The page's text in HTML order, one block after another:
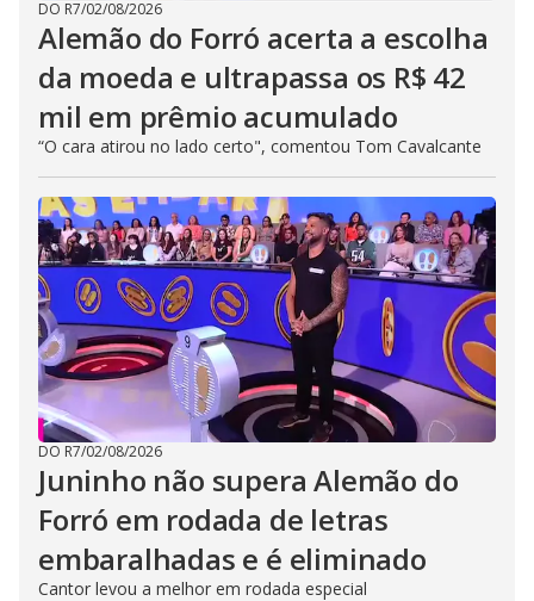
DO R7/02/08/2026
Alemão do Forró acerta a escolha
da moeda e ultrapassa os R$ 42
mil em prêmio acumulado
“O cara atirou no lado certo", comentou Tom Cavalcante
DO R7/02/08/2026
Juninho não supera Alemão do
Forró em rodada de letras
embaralhadas e é eliminado
Cantor levou a melhor em rodada especial